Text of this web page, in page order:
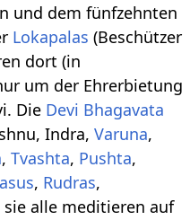
und dem fünfzehnten
Lokapalas (Beschützer
dort (in
um der Ehrerbietung
Die Devi Bhagavata
Indra,Varuna,
,Tvashta, Pushta,
, Rudras,
sie alle meditieren auf